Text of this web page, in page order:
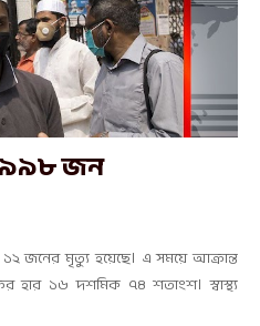
জন
জনের মৃত্যু হয়েছে। এ সময়ে আক্রান্ত
হার ১৬ দশমিক ৭৪ শতাংশ। স্বাস্থ্য